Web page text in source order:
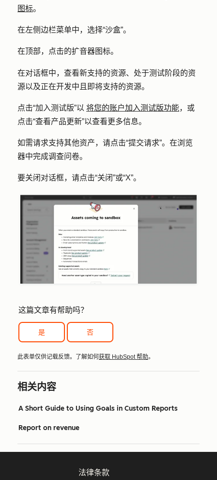
图标。
在左侧边栏菜单中，选择“沙盒”。
在顶部，点击的扩音器图标。
在对话框中，查看新支持的资源、处于测试阶段的资
源以及正在开发中且即将支持的资源。
点击“加入测试版”以 将您的账户加入测试版功能，或
点击“查看产品更新”以查看更多信息。
如需请求支持其他资产，请点击“提交请求”。在浏览
器中完成调查问卷。
要关闭对话框，请点击“关闭”或“X”。
这篇文章有帮助吗？
是 否
此表单仅供记载反馈。了解如何 获取 HubSpot 帮助。
相关内容
A Short Guide to Using Goals in Custom Reports
Report on revenue
法律条款